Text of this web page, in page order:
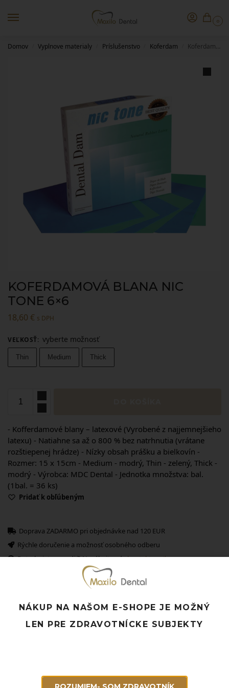
0
Domov Vyplnove materialy Príslušenstvo Koferdam Koferdamová blana Nic tone 6×6
KOFERDAMOVÁ BLANA NIC
TONE 6×6
18,60 € s DPH
VEĽKOSŤ: vyberte možnosť
Thin Medium Thick
- Kofferdamové blany – latexové (Vyrobené z najjemnejšieho
latexu) - Natiahne sa až o 800 % bez natrhnutia (vrátane
rozštiepenej hrádze) - Nízky obsah prášku a bielkovín -
Rozmer: 15 x 15cm - Medium - modrý, Thin - zelený, Thick -
modrý - Výrobca: MDC Dental - Jednotka množstva: bal.
(1bal. = 36 ks)
Pridať k obľúbeným
Doprava ZADARMO pri objednávke nad 120 EUR
Rýchle doručenie a možnosť osobného odberu
Potrebujete poradiť? Neváhajte náskontaktovať.
Súvisiace produkty
NÁKUP NA NAŠOM E-SHOPE JE MOŽNÝ
LEN PRE ZDRAVOTNÍCKE SUBJEKTY